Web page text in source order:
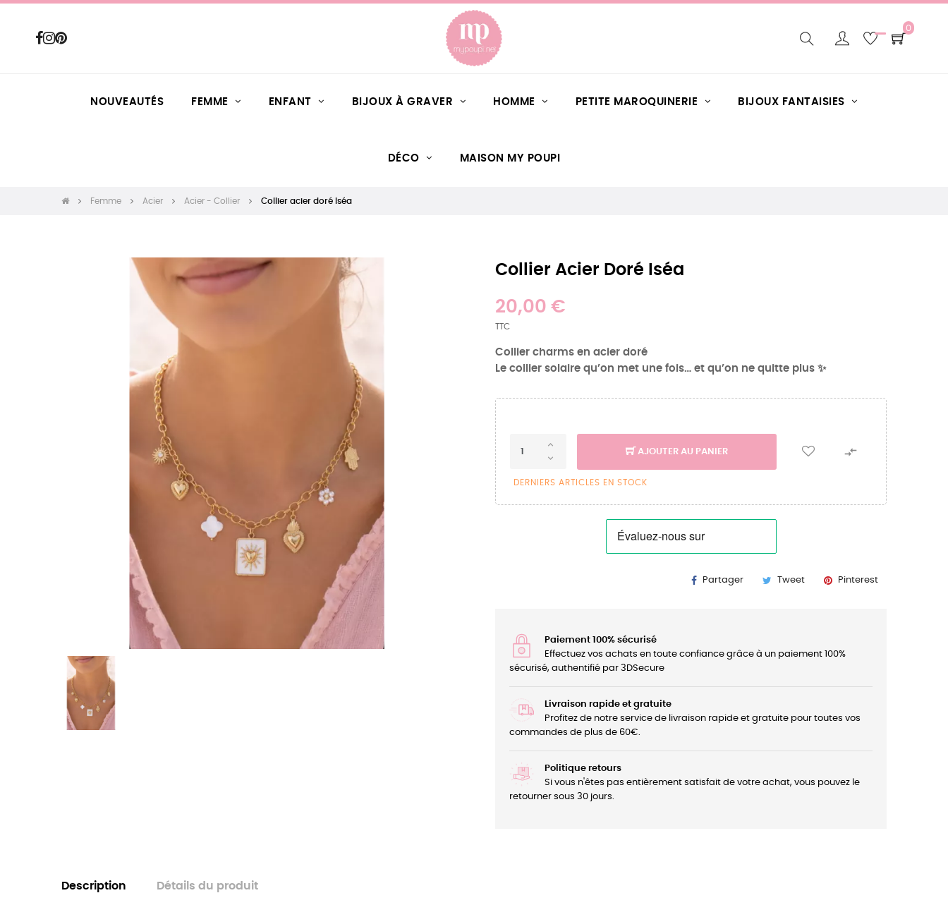
0
NOUVEAUTÉS FEMME ENFANT BIJOUX À GRAVER HOMME PETITE MAROQUINERIE BIJOUX FANTAISIES
DÉCO MAISON MY POUPI
Femme Acier Acier - Collier Collier acier doré Iséa
Collier Acier Doré Iséa
20,00 €
TTC
Collier charms en acier doré
Le collier solaire qu’on met une fois… et qu’on ne quitte plus ✨
AJOUTER AU PANIER 
DERNIERS ARTICLES EN STOCK
Partager Tweet Pinterest
Paiement 100% sécurisé
Effectuez vos achats en toute confiance grâce à un paiement 100%
sécurisé, authentifié par 3DSecure
Livraison rapide et gratuite
Profitez de notre service de livraison rapide et gratuite pour toutes vos
commandes de plus de 60€.
Politique retours
Si vous n'êtes pas entièrement satisfait de votre achat, vous pouvez le
retourner sous 30 jours.
Description Détails du produit